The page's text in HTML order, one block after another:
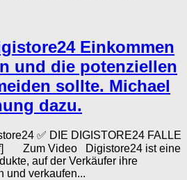
Einkommen
und die potenziellen
sollte. Michael
dazu.
✅ DIE DIGISTORE24 FALLE
Zum Video Digistore24 ist eine
auf der Verkäufer ihre
und verkaufen...